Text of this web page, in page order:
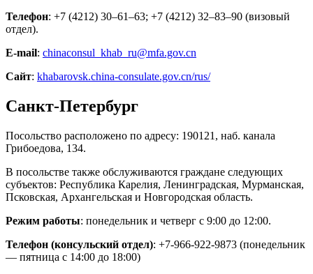
Телефон: +7 (4212) 30‒61‒63; +7 (4212) 32‒83‒90 (визовый
отдел).
E-mail: chinaconsul_khab_ru@mfa.gov.cn
Сайт: khabarovsk.china-consulate.gov.cn/rus/
Санкт-Петербург
Посольство расположено по адресу: 190121, наб. канала
Грибоедова, 134.
В посольстве также обслуживаются граждане следующих
субъектов: Республика Карелия, Ленинградская, Мурманская,
Псковская, Архангельская и Новгородская область.
Режим работы: понедельник и четверг с 9:00 до 12:00.
Телефон (консульский отдел): +7-966-922-9873 (понедельник
— пятница с 14:00 до 18:00)